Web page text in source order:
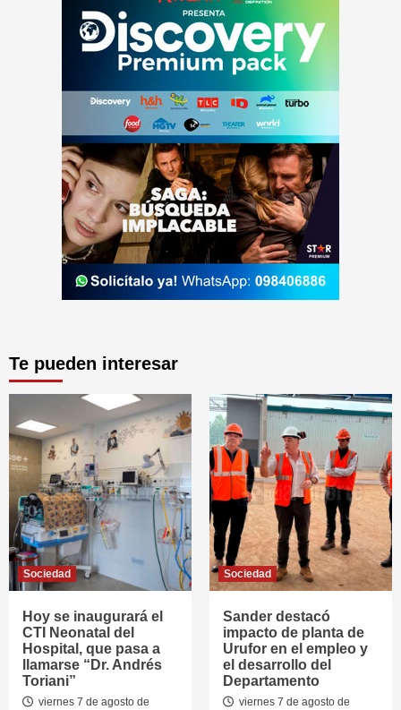
Te pueden interesar
Sociedad
Hoy se inaugurará el
CTI Neonatal del
Hospital, que pasa a
llamarse “Dr. Andrés
Toriani”
viernes 7 de agosto de
Sociedad
Sander destacó
impacto de planta de
Urufor en el empleo y
el desarrollo del
Departamento
viernes 7 de agosto de